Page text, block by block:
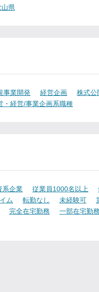
県
事業開発 経営企画 株式公
・経営/事業企画系職種
系企業 従業員1000名以上
ム 転勤なし 未経験可
完全在宅勤務 一部在宅勤務